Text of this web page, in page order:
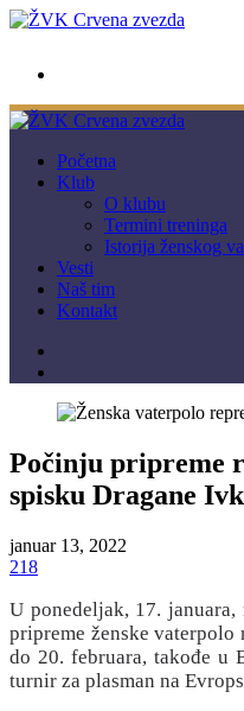
Početna
Klub
O klubu
Termini treninga
Istorija ženskog
Vesti
Naš tim
Kontakt
Počinju pripreme
spisku Dragane
januar 13, 2022
218
U ponedeljak, 17.
pripreme ženske
do 20. februara, takođe u
turnir za plasman na